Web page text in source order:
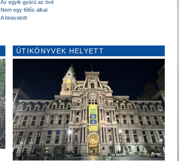
Az egyik gyűrű az övé
Nem egy félős alkat
A beavatott
ÚTIKÖNYVEK HELYETT